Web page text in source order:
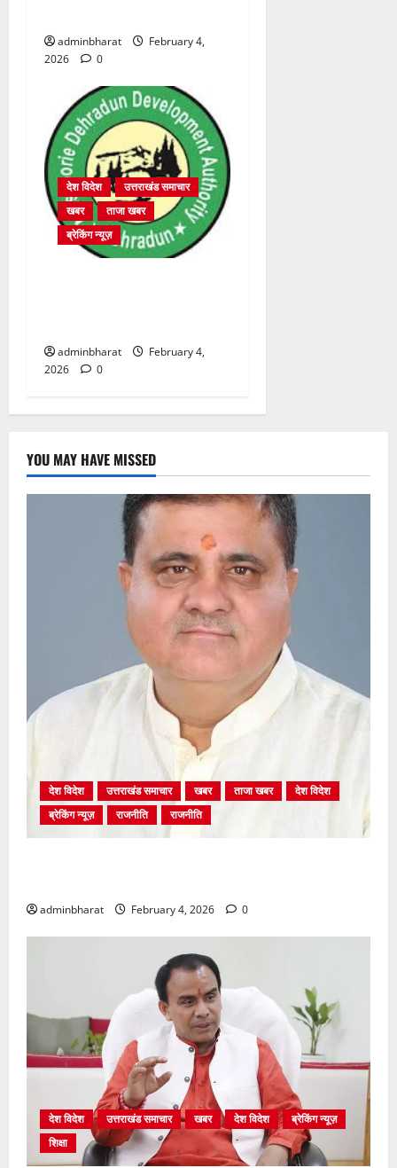
adminbharat
February 4,
2026
0
देश विदेश
उत्तराखंड समाचार
खबर
ताजा खबर
ब्रेकिंग न्यूज़
adminbharat
February 4,
2026
0
YOU MAY HAVE MISSED
देश विदेश उत्तराखंड समाचार खबर ताजा खबर
देश विदेश
ब्रेकिंग न्यूज़
राजनीति राजनीति
adminbharat February 4, 2026 0
देश विदेश उत्तराखंड समाचार खबर देश विदेश
ब्रेकिंग न्यूज़
शिक्षा